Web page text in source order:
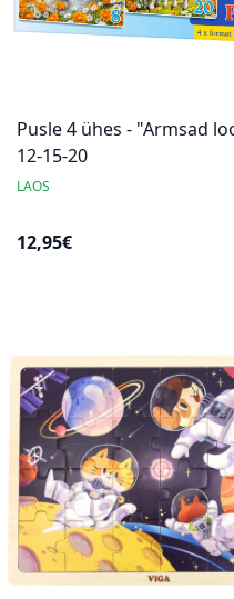
Pusle 4 ühes - "Armsad
12-15-20
LAOS
12,95€